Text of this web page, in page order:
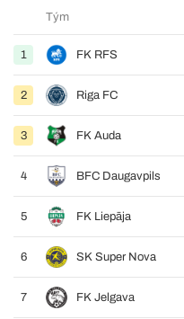
Tým
1 FK RFS
2 Riga FC
3 FK Auda
4 BFC Daugavpils
5 FK Liepāja
6 SK Super Nova
7 FK Jelgava